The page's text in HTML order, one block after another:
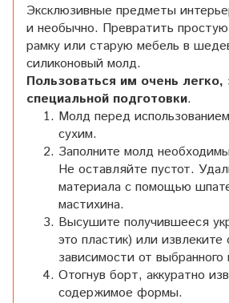
Эксклюзивные предметы
и необычно. Превратить
рамку или старую мебель в
силиконовый молд.
Пользоваться им очень легко,
специальной подготовки.
Молд перед
сухим.
Заполните молд
Не оставляйте пустот.
материала с помощью
мастихина.
Высушите получившееся
это пластик) или
зависимости от выбранного
Отогнув борт, аккуратно
содержимое формы.